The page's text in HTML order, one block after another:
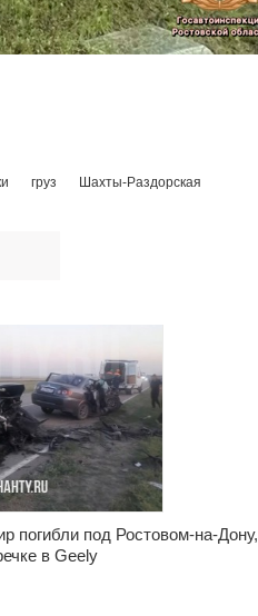
груз
Шахты-Раздорская
погибли под Ростовом-на-Дону,
в Geely